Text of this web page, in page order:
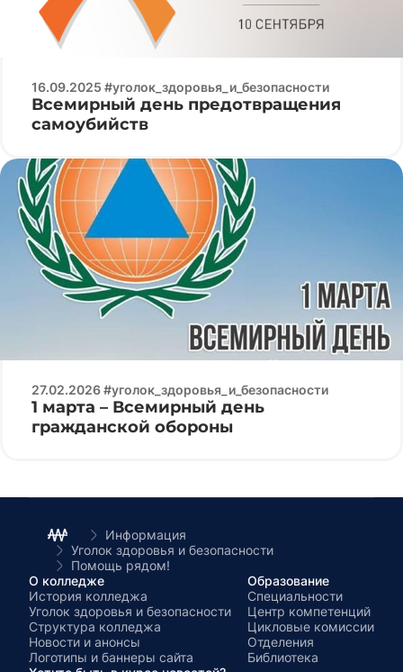
16.09.2025 #уголок_здоровья_и_безопасности
Всемирный день предотвращения
самоубийств
27.02.2026 #уголок_здоровья_и_безопасности
1 марта – Всемирный день
гражданской обороны
Информация
Уголок здоровья и безопасности
Помощь рядом!
О колледже
История колледжа
Уголок здоровья и безопасности
Структура колледжа
Новости и анонсы
Логотипы и баннеры сайта
Образование
Специальности
Центр компетенций
Цикловые комиссии
Отделения
Библиотека